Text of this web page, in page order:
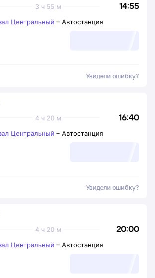
14:55
3 ч 55 м
Центральный – Автостанция
Увидели ошибку?
16:40
4 ч 20 м
Центральный – Автостанция
Увидели ошибку?
20:00
4 ч 20 м
Центральный – Автостанция